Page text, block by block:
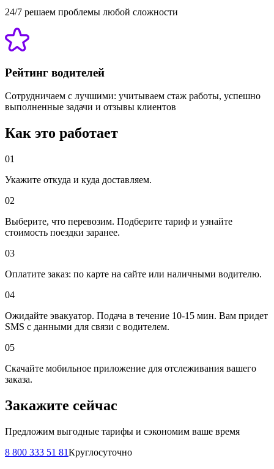
24/7 решаем проблемы любой сложности
Рейтинг водителей
Сотрудничаем с лучшими: учитываем стаж работы, успешно
выполненные задачи и отзывы клиентов
Как это работает
01
Укажите откуда и куда доставляем.
02
Выберите, что перевозим. Подберите тариф и узнайте
стоимость поездки заранее.
03
Оплатите заказ: по карте на сайте или наличными водителю.
04
Ожидайте эвакуатор. Подача в течение 10-15 мин. Вам придет
SMS с данными для связи с водителем.
05
Скачайте мобильное приложение для отслеживания вашего
заказа.
Закажите сейчас
Предложим выгодные тарифы и сэкономим ваше время
8 800 333 51 81Круглосуточно